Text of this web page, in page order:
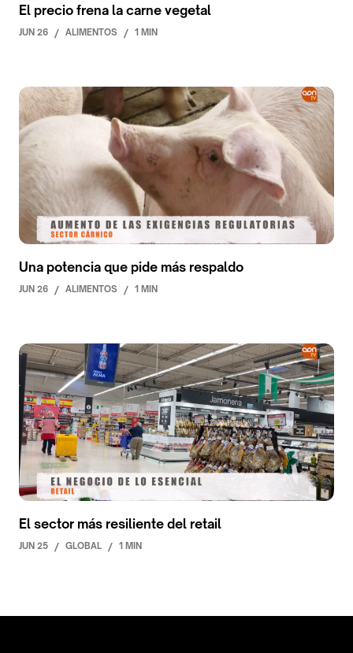
El precio frena la carne vegetal
JUN 26 / ALIMENTOS / 1 MIN
Una potencia que pide más respaldo
JUN 26 / ALIMENTOS / 1 MIN
El sector más resiliente del retail
JUN 25 / GLOBAL / 1 MIN